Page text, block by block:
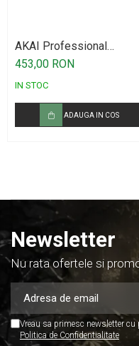
AKAI Professional
midimix
453,00 RON
IN STOC
ADAUGA IN COS
Newsletter
Nu rata ofertele si
Vreau sa primesc newsletter
Politica de Confidentialitate